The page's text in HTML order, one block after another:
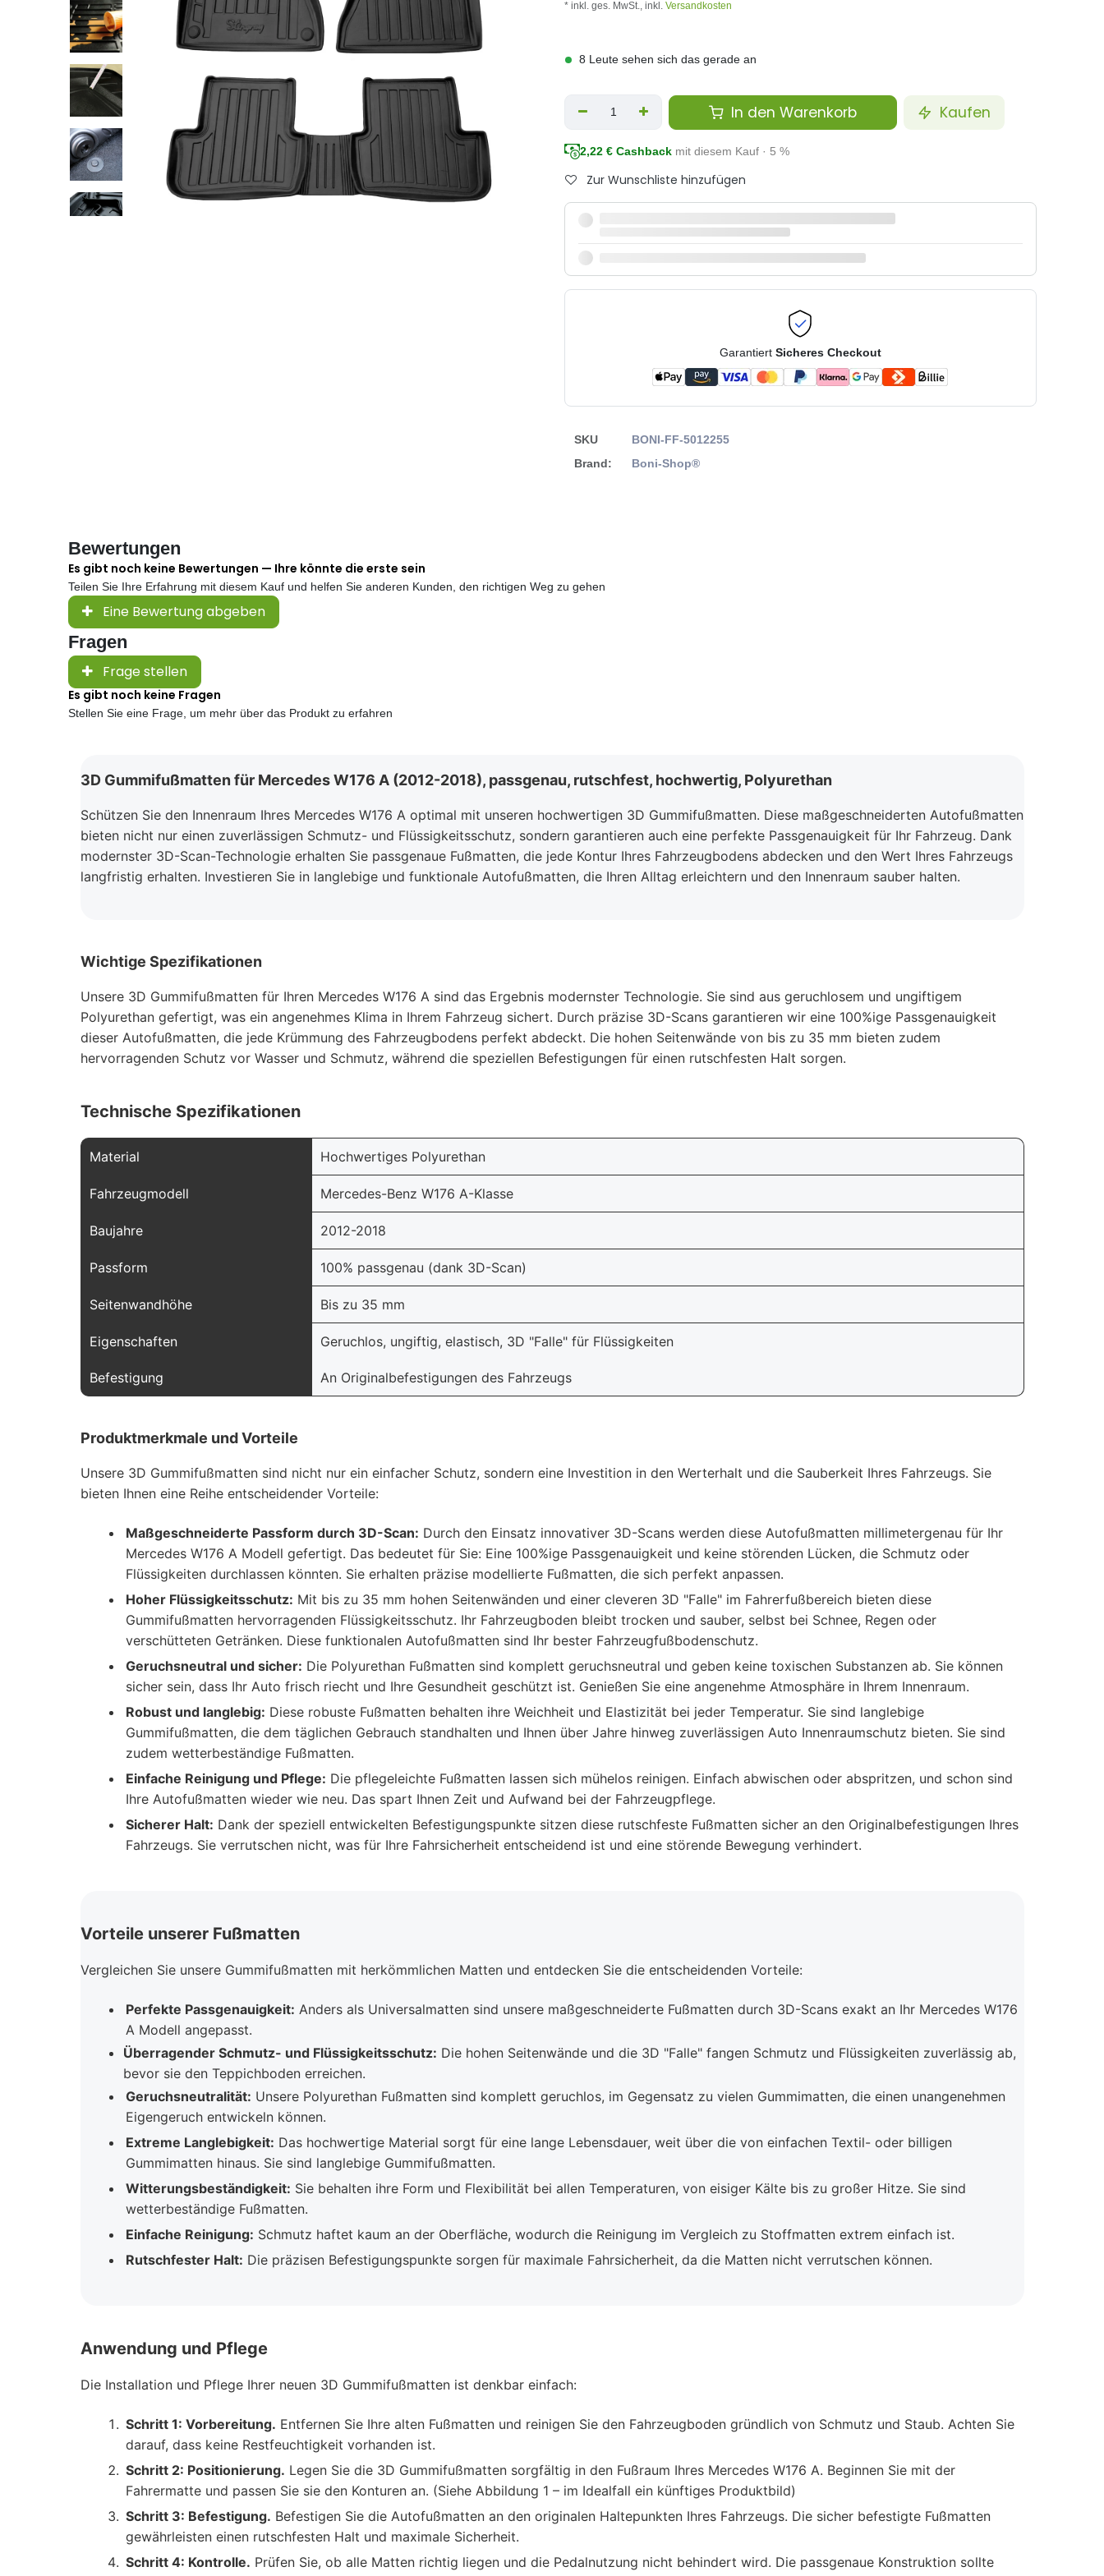
* inkl. ges. MwSt., inkl. Versandkosten
8 Leute sehen sich das gerade an
In den Warenkorb Kaufen
2,22 € Cashback mit diesem Kauf · 5 %
Zur Wunschliste hinzufügen
Garantiert Sicheres Checkout
SKU
BONI-FF-5012255
Brand:
Boni-Shop®
Bewertungen
Es gibt noch keine Bewertungen — Ihre könnte die erste sein
Teilen Sie Ihre Erfahrung mit diesem Kauf und helfen Sie anderen Kunden, den richtigen Weg zu gehen
Eine Bewertung abgeben
Fragen
Frage stellen
Es gibt noch keine Fragen
Stellen Sie eine Frage, um mehr über das Produkt zu erfahren
3D Gummifußmatten für Mercedes W176 A (2012-2018), passgenau, rutschfest, hochwertig, Polyurethan
Schützen Sie den Innenraum Ihres Mercedes W176 A optimal mit unseren hochwertigen 3D Gummifußmatten. Diese maßgeschneiderten Autofußmatten
bieten nicht nur einen zuverlässigen Schmutz- und Flüssigkeitsschutz, sondern garantieren auch eine perfekte Passgenauigkeit für Ihr Fahrzeug. Dank
modernster 3D-Scan-Technologie erhalten Sie passgenaue Fußmatten, die jede Kontur Ihres Fahrzeugbodens abdecken und den Wert Ihres Fahrzeugs
langfristig erhalten. Investieren Sie in langlebige und funktionale Autofußmatten, die Ihren Alltag erleichtern und den Innenraum sauber halten.
Wichtige Spezifikationen
Unsere 3D Gummifußmatten für Ihren Mercedes W176 A sind das Ergebnis modernster Technologie. Sie sind aus geruchlosem und ungiftigem
Polyurethan gefertigt, was ein angenehmes Klima in Ihrem Fahrzeug sichert. Durch präzise 3D-Scans garantieren wir eine 100%ige Passgenauigkeit
dieser Autofußmatten, die jede Krümmung des Fahrzeugbodens perfekt abdeckt. Die hohen Seitenwände von bis zu 35 mm bieten zudem
hervorragenden Schutz vor Wasser und Schmutz, während die speziellen Befestigungen für einen rutschfesten Halt sorgen.
Technische Spezifikationen
Material Hochwertiges Polyurethan
Fahrzeugmodell Mercedes-Benz W176 A-Klasse
Baujahre 2012-2018
Passform 100% passgenau (dank 3D-Scan)
Seitenwandhöhe Bis zu 35 mm
Eigenschaften Geruchlos, ungiftig, elastisch, 3D "Falle" für Flüssigkeiten
Befestigung An Originalbefestigungen des Fahrzeugs
Produktmerkmale und Vorteile
Unsere 3D Gummifußmatten sind nicht nur ein einfacher Schutz, sondern eine Investition in den Werterhalt und die Sauberkeit Ihres Fahrzeugs. Sie
bieten Ihnen eine Reihe entscheidender Vorteile:
Maßgeschneiderte Passform durch 3D-Scan: Durch den Einsatz innovativer 3D-Scans werden diese Autofußmatten millimetergenau für Ihr
Mercedes W176 A Modell gefertigt. Das bedeutet für Sie: Eine 100%ige Passgenauigkeit und keine störenden Lücken, die Schmutz oder
Flüssigkeiten durchlassen könnten. Sie erhalten präzise modellierte Fußmatten, die sich perfekt anpassen.
Hoher Flüssigkeitsschutz: Mit bis zu 35 mm hohen Seitenwänden und einer cleveren 3D "Falle" im Fahrerfußbereich bieten diese
Gummifußmatten hervorragenden Flüssigkeitsschutz. Ihr Fahrzeugboden bleibt trocken und sauber, selbst bei Schnee, Regen oder
verschütteten Getränken. Diese funktionalen Autofußmatten sind Ihr bester Fahrzeugfußbodenschutz.
Geruchsneutral und sicher: Die Polyurethan Fußmatten sind komplett geruchsneutral und geben keine toxischen Substanzen ab. Sie können
sicher sein, dass Ihr Auto frisch riecht und Ihre Gesundheit geschützt ist. Genießen Sie eine angenehme Atmosphäre in Ihrem Innenraum.
Robust und langlebig: Diese robuste Fußmatten behalten ihre Weichheit und Elastizität bei jeder Temperatur. Sie sind langlebige
Gummifußmatten, die dem täglichen Gebrauch standhalten und Ihnen über Jahre hinweg zuverlässigen Auto Innenraumschutz bieten. Sie sind
zudem wetterbeständige Fußmatten.
Einfache Reinigung und Pflege: Die pflegeleichte Fußmatten lassen sich mühelos reinigen. Einfach abwischen oder abspritzen, und schon sind
Ihre Autofußmatten wieder wie neu. Das spart Ihnen Zeit und Aufwand bei der Fahrzeugpflege.
Sicherer Halt: Dank der speziell entwickelten Befestigungspunkte sitzen diese rutschfeste Fußmatten sicher an den Originalbefestigungen Ihres
Fahrzeugs. Sie verrutschen nicht, was für Ihre Fahrsicherheit entscheidend ist und eine störende Bewegung verhindert.
Vorteile unserer Fußmatten
Vergleichen Sie unsere Gummifußmatten mit herkömmlichen Matten und entdecken Sie die entscheidenden Vorteile:
Perfekte Passgenauigkeit: Anders als Universalmatten sind unsere maßgeschneiderte Fußmatten durch 3D-Scans exakt an Ihr Mercedes W176
A Modell angepasst.
Überragender Schmutz- und Flüssigkeitsschutz: Die hohen Seitenwände und die 3D "Falle" fangen Schmutz und Flüssigkeiten zuverlässig ab,
bevor sie den Teppichboden erreichen.
Geruchsneutralität: Unsere Polyurethan Fußmatten sind komplett geruchlos, im Gegensatz zu vielen Gummimatten, die einen unangenehmen
Eigengeruch entwickeln können.
Extreme Langlebigkeit: Das hochwertige Material sorgt für eine lange Lebensdauer, weit über die von einfachen Textil- oder billigen
Gummimatten hinaus. Sie sind langlebige Gummifußmatten.
Witterungsbeständigkeit: Sie behalten ihre Form und Flexibilität bei allen Temperaturen, von eisiger Kälte bis zu großer Hitze. Sie sind
wetterbeständige Fußmatten.
Einfache Reinigung: Schmutz haftet kaum an der Oberfläche, wodurch die Reinigung im Vergleich zu Stoffmatten extrem einfach ist.
Rutschfester Halt: Die präzisen Befestigungspunkte sorgen für maximale Fahrsicherheit, da die Matten nicht verrutschen können.
Anwendung und Pflege
Die Installation und Pflege Ihrer neuen 3D Gummifußmatten ist denkbar einfach:
Schritt 1: Vorbereitung. Entfernen Sie Ihre alten Fußmatten und reinigen Sie den Fahrzeugboden gründlich von Schmutz und Staub. Achten Sie
darauf, dass keine Restfeuchtigkeit vorhanden ist.
Schritt 2: Positionierung. Legen Sie die 3D Gummifußmatten sorgfältig in den Fußraum Ihres Mercedes W176 A. Beginnen Sie mit der
Fahrermatte und passen Sie sie den Konturen an. (Siehe Abbildung 1 – im Idealfall ein künftiges Produktbild)
Schritt 3: Befestigung. Befestigen Sie die Autofußmatten an den originalen Haltepunkten Ihres Fahrzeugs. Die sicher befestigte Fußmatten
gewährleisten einen rutschfesten Halt und maximale Sicherheit.
Schritt 4: Kontrolle. Prüfen Sie, ob alle Matten richtig liegen und die Pedalnutzung nicht behindert wird. Die passgenaue Konstruktion sollte